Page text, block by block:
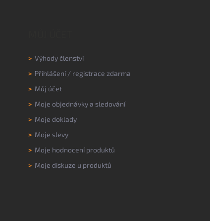
> Výhody členství
> Přihlášení/ registrace zdarma
> Můj účet
> Moje objednávky a sledování
> Moje doklady
> Moje slevy
> Moje hodnocení produktů
> Moje diskuze u produktů